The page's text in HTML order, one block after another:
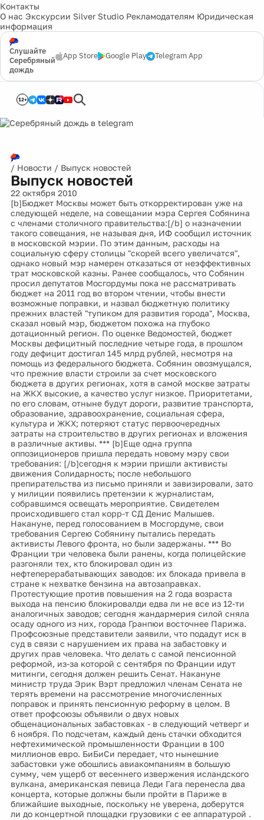
Контакты
О нас Экскурсии Silver Studio Рекламодателям Юридическая
информация
Слушайте
Серебряный
дождь
App Store Google Play Telegram App
12+
/ Новости / Выпуск новостей
Выпуск новостей
22 октября 2010
[b]Бюджет Москвы может быть откорректирован уже на
следующей неделе, на совещании мэра Сергея Собянина
с членами столичного правительства:[/b] о назначении
такого совещания, не называя дня, ИФ сообщил источник
в московской мэрии. По этим данным, расходы на
социальную сферу столицы "скорей всего увеличатся",
однако новый мэр намерен отказаться от неэффективных
трат московской казны. Ранее сообщалось, что Собянин
просил депутатов Мосгордумы пока не рассматривать
бюджет на 2011 год во втором чтении, чтобы внести
возможные поправки, и назвал бюджетную политику
прежних властей "тупиком для развития города", Москва,
сказал новый мэр, бюджетом похожа на глубоко
дотационный регион. По оценке Ведомостей, бюджет
Москвы дефицитный последние четыре года, в прошлом
году дефицит достигал 145 млрд рублей, несмотря на
помощь из федерального бюджета. Собянин овозмущался,
что прежние власти строили за счет московского
бюджета в других регионах, хотя в самой москве затраты
на ЖКХ высокие, а качество услуг низкое. Приоритетами,
по его словам, отныне будут дороги, развитие транспорта,
образование, здравоохранение, социальная сфера,
культура и ЖКХ; потеряют статус первоочередных
затраты на строительство в других регионах и вложения
в различные активы. *** [b]Еще одна группа
оппозиционеров пришла передать новому мэру свои
требования: [/b]сегодня к мэрии пришли активисты
движения Солидарность; после небольшого
препирательства из письмо приняли и завизировали, зато
у милиции появились претензии к журналистам,
собравшимся освещать мероприятие. Свидетелем
происходившего стал корр-т СД Денис Малышев.
Накануне, перед голосованием в Мосгордуме, свои
требования Сергею Собянину пытались передать
активисты Левого фронта, но были задержаны. *** Во
Франции три человека были ранены, когда полицейские
разгоняли тех, кто блокировал один из
нефтеперерабатывающих заводов: их блокада привела в
стране к нехватке бензина на автозаправках.
Протестующие против повышения на 2 года возраста
выхода на пенсию блокировалди едва ли не все из 12-ти
аналогичных заводов; сегодня жандармерия силой сняла
осаду одного из них, города Гранпюи восточнее Парижа.
Профсоюзные представители заявили, что подадут иск в
суд в связи с нарушением их права на забастовку и
других прав человека. Что делать с самой пенсионной
реформой, из-за которой с сентября по Франции идут
митинги, сегодня должен решить Сенат. Накануне
министр труда Эрик Вэрт предложил членам Сената не
терять времени на рассмотрение многочисленных
поправок и принять пенсионную реформу в целом. В
ответ профсоюзы объявили о двух новых
общенациональных забастовках - в следующий четверг и
6 ноября. По подсчетам, каждый день стачки обходится
нефтехимической промышленности Франции в 100
миллионов евро. БиБиСи передает, что нынешние
забастовки уже обошлись авиакомпаниям в большую
сумму, чем ущерб от весеннего извержения исландского
вулкана, американская певица Леди Гага перенесла два
концерта, которые должны были пройти в Париже в
ближайшие выходные, поскольку не уверена, доберутся
ли до концертной площадки грузовики с ее аппаратурой .